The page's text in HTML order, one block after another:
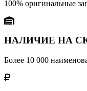
100% оригинальные
НАЛИЧИЕ НА
Более 10 000